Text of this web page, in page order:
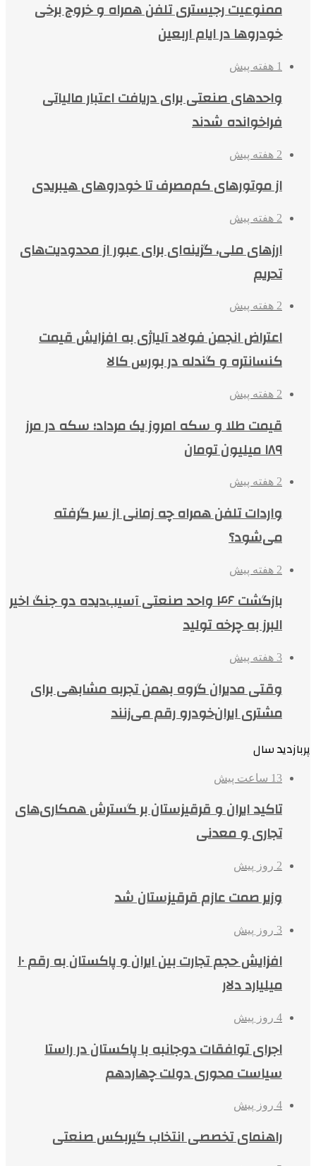
ممنوعیت رجیستری تلفن همراه و خروج برخی
خودروها در ایام اربعین
1 هفته پیش
واحدهای صنعتی برای دریافت اعتبار مالیاتی
فراخوانده شدند
2 هفته پیش
از موتورهای کم‌مصرف تا خودروهای هیبریدی
2 هفته پیش
ارزهای ملی، گزینه‌ای برای عبور از محدودیت‌های
تحریم
2 هفته پیش
اعتراض انجمن فولاد آلیاژی به افزایش قیمت
کنسانتره و گندله در بورس کالا
2 هفته پیش
قیمت طلا و سکه امروز یک مرداد؛ سکه در مرز
۱۸۹ میلیون تومان
2 هفته پیش
واردات تلفن همراه چه زمانی از سر گرفته
می‌شود؟
2 هفته پیش
بازگشت ۴۶ واحد صنعتی آسیب‌دیده دو جنگ اخیر
البرز به چرخه تولید
3 هفته پیش
وقتی مدیران گروه بهمن تجربه مشابهی برای
مشتری ایران‌خودرو رقم می‌زنند
پربازدید سال
13 ساعت پیش
تاکید ایران و قرقیزستان بر گسترش همکاری‌های
تجاری و معدنی
2 روز پیش
وزیر صمت عازم قرقیزستان شد
3 روز پیش
افزایش حجم تجارت بین ایران و پاکستان به رقم ۱۰
میلیارد دلار
4 روز پیش
اجرای توافقات دوجانبه با پاکستان در راستا
سیاست محوری دولت چهاردهم
4 روز پیش
راهنمای تخصصی انتخاب گیربکس صنعتی